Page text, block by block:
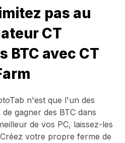
pas au
CT
BTC avec CT
n'est que l'un des
gagner des BTC dans
de vos PC, laissez-les
votre propre ferme de